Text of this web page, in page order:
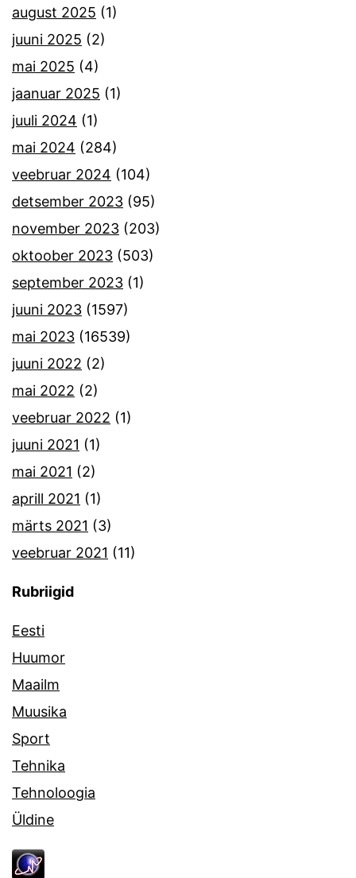
august 2025 (1)
juuni 2025 (2)
mai 2025 (4)
jaanuar 2025 (1)
juuli 2024 (1)
mai 2024 (284)
veebruar 2024 (104)
detsember 2023 (95)
november 2023 (203)
oktoober 2023 (503)
september 2023 (1)
juuni 2023 (1597)
mai 2023 (16539)
juuni 2022 (2)
mai 2022 (2)
veebruar 2022 (1)
juuni 2021 (1)
mai 2021 (2)
aprill 2021 (1)
märts 2021 (3)
veebruar 2021 (11)
Rubriigid
Eesti
Huumor
Maailm
Muusika
Sport
Tehnika
Tehnoloogia
Üldine